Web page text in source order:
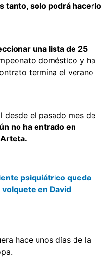
tanto, solo podrá hacerlo
una lista de 25
doméstico y ha
termina el verano
desde el pasado mes de
no ha entrado en
psiquiátrico queda
volquete en David
hace unos días de la